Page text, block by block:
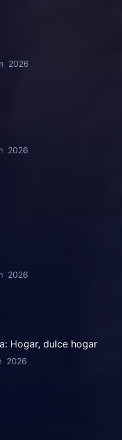
2026
2026
2026
Hogar, dulce hogar
2026